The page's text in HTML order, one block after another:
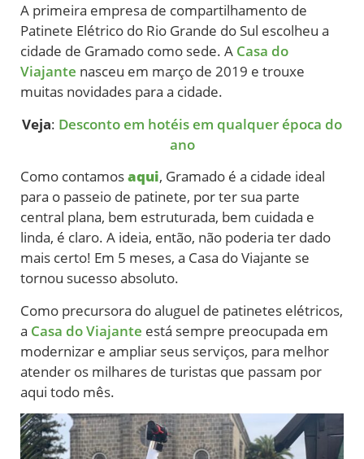
A primeira empresa de compartilhamento de
Patinete Elétrico do Rio Grande do Sul escolheu a
cidade de Gramado como sede. A Casa do
Viajante nasceu em março de 2019 e trouxe
muitas novidades para a cidade.
Veja: Desconto em hotéis em qualquer época do
ano
Como contamosaqui, Gramado é a cidade ideal
para o passeio de patinete, por ter sua parte
central plana, bem estruturada, bem cuidada e
linda, é claro. A ideia, então, não poderia ter dado
mais certo! Em 5 meses, a Casa do Viajante se
tornou sucesso absoluto.
Como precursora do aluguel de patinetes elétricos,
a Casa do Viajante está sempre preocupada em
modernizar e ampliar seus serviços, para melhor
atender os milhares de turistas que passam por
aqui todo mês.